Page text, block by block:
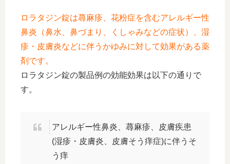
ロラタジン錠は蕁麻疹、花粉症を含むアレルギー性
鼻炎（鼻水、鼻づまり、くしゃみなどの症状）、湿
疹・皮膚炎などに伴うかゆみに対して効果がある薬
剤です。
ロラタジン錠の製品例の効能効果は以下の通りで
す。
アレルギー性鼻炎、蕁麻疹、皮膚疾患
(湿疹・皮膚炎、皮膚そう痒症)に伴うそ
う痒